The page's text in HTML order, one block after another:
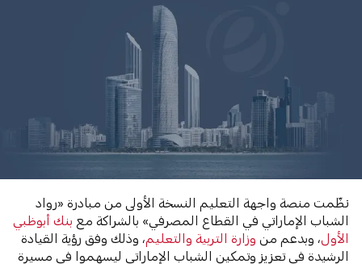
نظّمت منصة واجهة التعليم النسخة الأولى من مبادرة «رواد
الشباب الإماراتي في القطاع المصرفي» بالشراكة مع بنك أبوظبي
الأول ، وبدعم منوزارة التربية والتعليم، وذلك وفق رؤية القيادة
الرشيدة في تعزيز وتمكين الشباب الإماراتي ليسهموا في مسيرة